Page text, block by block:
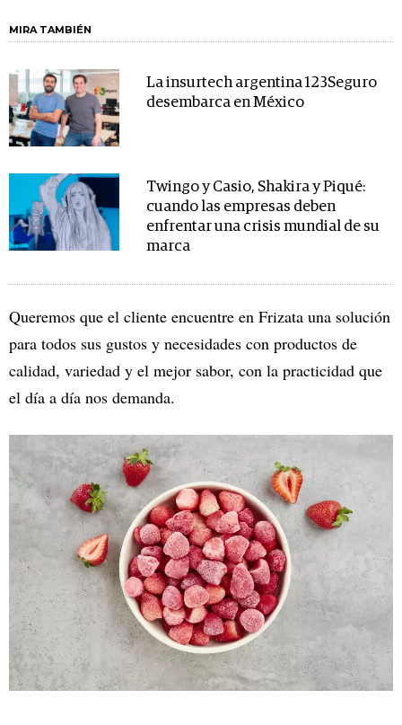
MIRA TAMBIÉN
La insurtech argentina 123Seguro
desembarca en México
Twingo y Casio, Shakira y Piqué:
cuando las empresas deben
enfrentar una crisis mundial de su
marca
Queremos que el cliente encuentre en Frizata una solución
para todos sus gustos y necesidades con productos de
calidad, variedad y el mejor sabor, con la practicidad que
el día a día nos demanda.